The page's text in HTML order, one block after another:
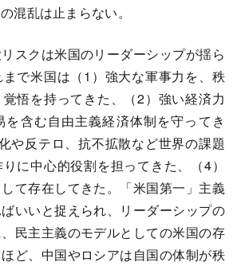
混乱は止まらない。
スクは米国のリーダーシップが揺ら
で米国は（1）強大な軍事力を、秩
悟を持ってきた、（2）強い経済力
を含む自由主義経済体制を守ってき
や反テロ、抗不拡散など世界の課題
に中心的役割を担ってきた、（4）
て存在してきた。「米国第一」主義
いいと捉えられ、リーダーシップの
民主主義のモデルとしての米国の存
ど、中国やロシアは自国の体制が秩